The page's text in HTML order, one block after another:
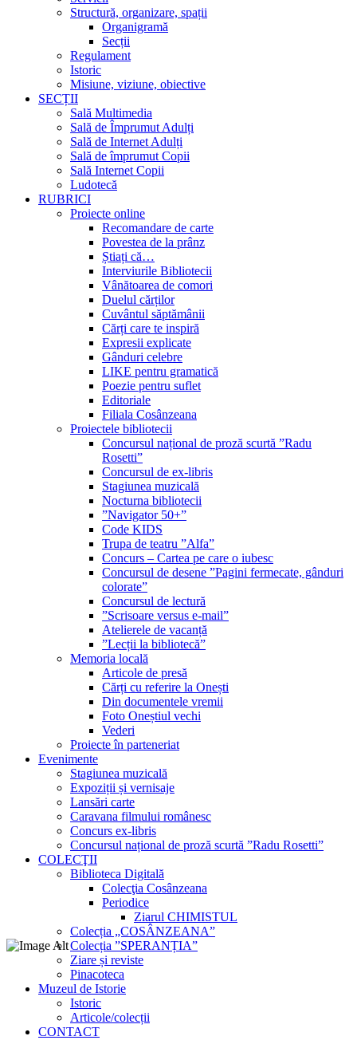
Structură, organizare, spații
Organigramă
Secții
Regulament
Istoric
Misiune, viziune, obiective
SECȚII
Sală Multimedia
Sală de Împrumut Adulți
Sală de Internet Adulți
Sală de împrumut Copii
Sală Internet Copii
Ludotecă
RUBRICI
Proiecte online
Recomandare de carte
Povestea de la prânz
Știați că…
Interviurile Bibliotecii
Vânătoarea de comori
Duelul cărților
Cuvântul săptămânii
Cărți care te inspiră
Expresii explicate
Gânduri celebre
LIKE pentru gramatică
Poezie pentru suflet
Editoriale
Filiala Cosânzeana
Proiectele bibliotecii
Concursul național de proză scurtă ”Radu
Rosetti”
Concursul de ex-libris
Stagiunea muzicală
Nocturna bibliotecii
”Navigator 50+”
Code KIDS
Trupa de teatru ”Alfa”
Concurs – Cartea pe care o iubesc
Concursul de desene ”Pagini fermecate, gânduri
colorate”
Concursul de lectură
”Scrisoare versus e-mail”
Atelierele de vacanță
”Lecții la bibliotecă”
Memoria locală
Articole de presă
Cărți cu referire la Onești
Din documentele vremii
Foto Oneștiul vechi
Vederi
Proiecte în parteneriat
Evenimente
Stagiunea muzicală
Expoziții și vernisaje
Lansări carte
Caravana filmului românesc
Concurs ex-libris
Concursul național de proză scurtă ”Radu Rosetti”
COLECŢII
Biblioteca Digitală
Colecţia Cosânzeana
Periodice
Ziarul CHIMISTUL
Colecția „COSÂNZEANA”
Colecția ”SPERANȚIA”
Ziare și reviste
Pinacoteca
Muzeul de Istorie
Istoric
Articole/colecții
CONTACT